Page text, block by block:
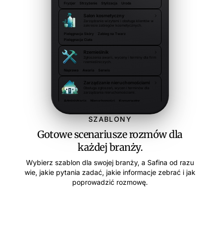
Fryzjer
Strzyżenie Stylizacja Uroda
Salon kosmetyczny
Zarządzanie wizytami i obsługa klientów w
zakresie zabiegów kosmetycznych.
Pielęgnacja Skóry
Zabieg na Twarz
Pielęgnacja Ciała
Rzemieślnik
Zgłoszenia awarii, wyceny i terminy dla firm
rzemieślniczych.
Naprawa
Awaria Serwis
Zarządzanie nieruchomościami
Obsługa zgłoszeń, wycen i terminów dla
Administracja
Nieruchomości
Konserwator
SZABLONY
Gotowe scenariusze rozmów dla
każdej branży.
Wybierz szablon dla swojej branży, a Safina od razu
wie, jakie pytania zadać, jakie informacje zebrać i jak
poprowadzić rozmowę.